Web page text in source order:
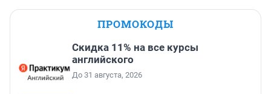
ПРОМОКОДЫ
Скидка 11% на все курсы
английского
До 31 августа, 2026